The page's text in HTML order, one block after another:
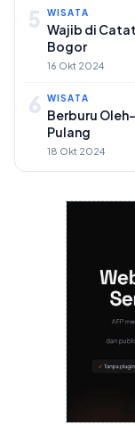
5 WISATA
Wajib di
Bogor
16 Okt 2024
6 WISATA
Berburu
Pulang
18 Okt 2024